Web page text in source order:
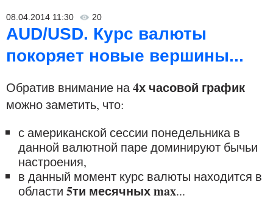
08.04.2014 11:30 20
AUD/USD. Курс валюты
покоряет новые вершины...
Обратив внимание на4х часовой график
можно заметить, что:
с американской сессии понедельника в
данной валютной паре доминируют бычьи
настроения,
в данный момент курс валюты находится в
области 5ти месячных max...